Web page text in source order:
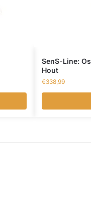
SenS-Line:
Hout
€338,99